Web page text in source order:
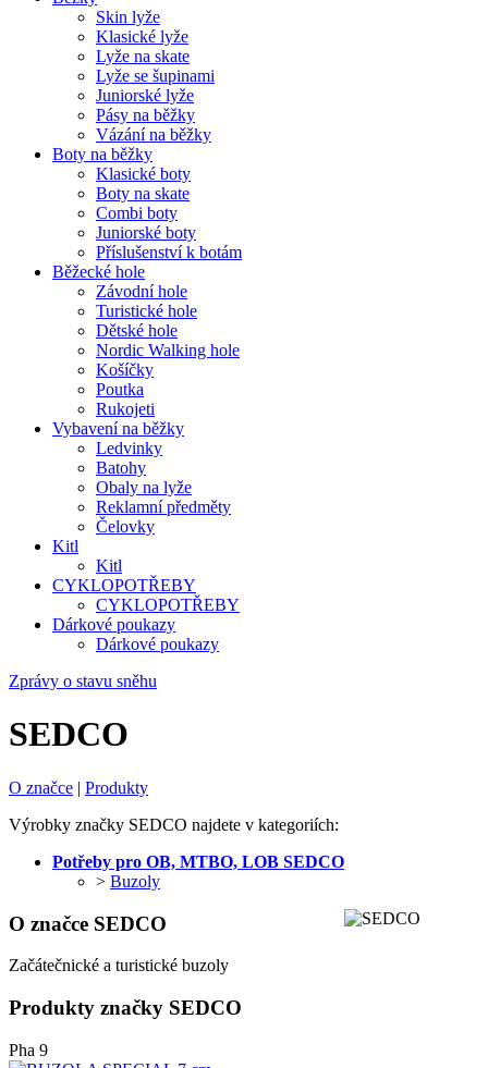
Skin lyže
Klasické lyže
Lyže na skate
Lyže se šupinami
Juniorské lyže
Pásy na běžky
Vázání na běžky
Boty na běžky
Klasické boty
Boty na skate
Combi boty
Juniorské boty
Příslušenství k botám
Běžecké hole
Závodní hole
Turistické hole
Dětské hole
Nordic Walking hole
Košíčky
Poutka
Rukojeti
Vybavení na běžky
Ledvinky
Batohy
Obaly na lyže
Reklamní předměty
Čelovky
Kitl
Kitl
CYKLOPOTŘEBY
CYKLOPOTŘEBY
Dárkové poukazy
Dárkové poukazy
Zprávy o stavu sněhu
SEDCO
O značce | Produkty
Výrobky značky SEDCO najdete v kategoriích:
Potřeby pro OB, MTBO, LOB SEDCO
> Buzoly
O značce SEDCO
Začátečnické a turistické buzoly
Produkty značky SEDCO
Pha 9